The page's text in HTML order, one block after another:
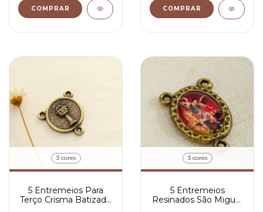
COMPRAR COMPRAR
3 cores
5 Entremeios Para
Terço Crisma Batizado
3 cores
5 Entremeios
Resinados São Miguel